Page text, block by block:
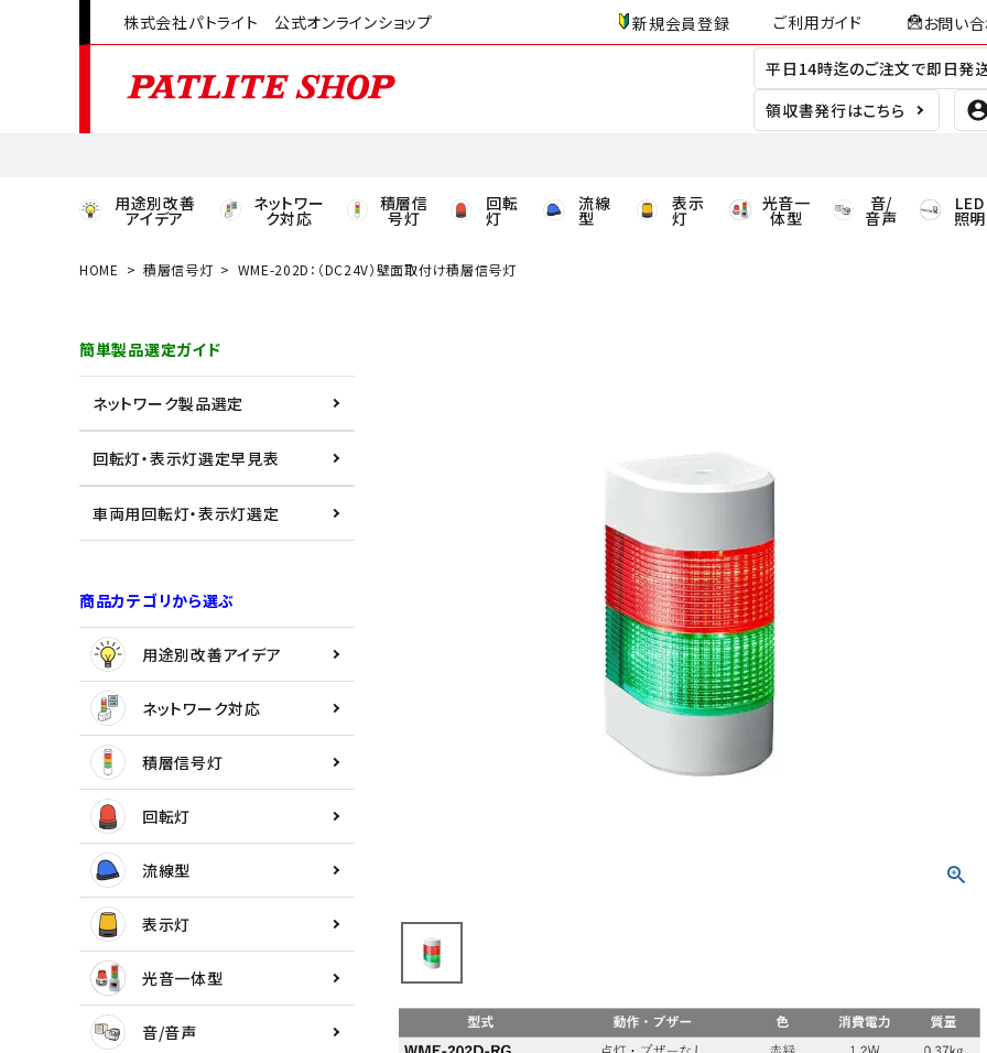
株式会社パトライト 公式オンラインショップ 新規会員登録 ご利用ガイド お問い
平日14時迄のご注文で即日発
領収書発行はこちら
用途別改善
アイデア
ネットワー
ク対応
積層信
号灯
回転
灯
流線
型
表示
灯
光音一
体型
音/
音声
LED
照明
ACCOUNT MENU
person
用途別改善アイデア
積層信号灯
回転灯
流線型
表示灯
光音一体型
音/音声
LED照明
センサ機器
HOME 積層信号灯 WME-202D：（DC24V）壁面取付け積層信号灯
簡単製品選定ガイド
ネットワーク製品選定
回転灯・表示灯選定早見表
車両用回転灯・表示灯選定
商品カテゴリから選ぶ
用途別改善アイデア
ネットワーク対応
積層信号灯
回転灯
流線型
表示灯
光音一体型
音/音声